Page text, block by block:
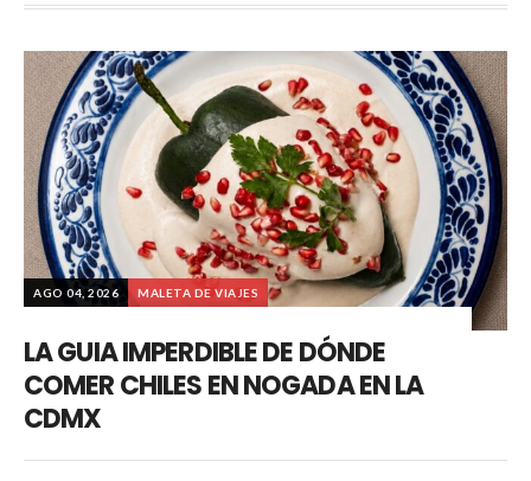
AGO 04, 2026 MALETA DE VIAJES
LA GUIA IMPERDIBLE DE DÓNDE
COMER CHILES EN NOGADA EN LA
CDMX